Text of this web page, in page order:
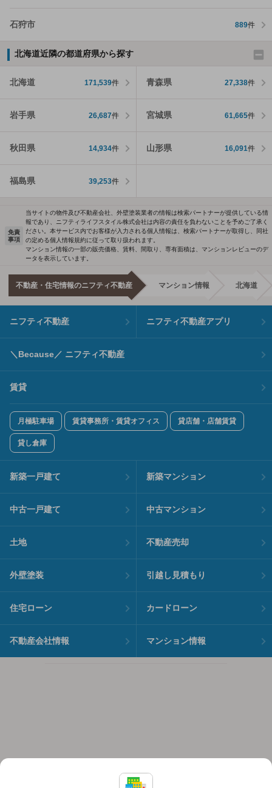
石狩市 889件
北海道近隣の都道府県から探す
北海道 171,539件 青森県 27,338件
岩手県 26,687件 宮城県 61,665件
秋田県 14,934件 山形県 16,091件
福島県 39,253件
免責
事項
当サイトの物件及び不動産会社、外壁塗装業者の情報は検索パートナーが提供している情
報であり、ニフティライフスタイル株式会社は内容の責任を負わないことを予めご了承く
ださい。本サービス内でお客様が入力される個人情報は、検索パートナーが取得し、同社
の定める個人情報規約に従って取り扱われます。
マンション情報の一部の販売価格、賃料、間取り、専有面積は、マンションレビューのデ
ータを表示しています。
不動産・住宅情報のニフティ不動産 マンション情報 北海道
ニフティ不動産 ニフティ不動産アプリ
＼Because／ ニフティ不動産
賃貸
月極駐車場 賃貸事務所・賃貸オフィス 貸店舗・店舗賃貸
貸し倉庫
新築一戸建て 新築マンション
中古一戸建て 中古マンション
土地 不動産売却
外壁塗装 引越し見積もり
住宅ローン カードローン
不動産会社情報 マンション情報